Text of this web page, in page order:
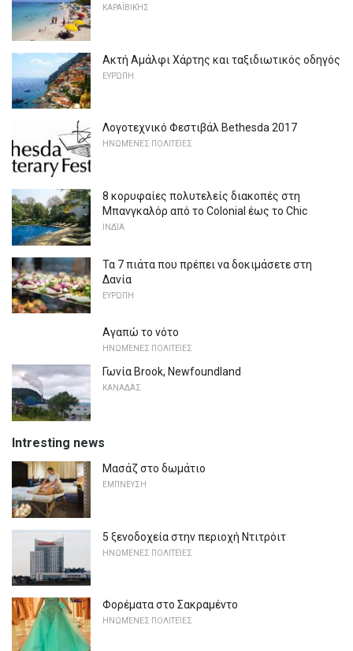
ΚΑΡΑΪΒΙΚΉΣ
Ακτή Αμάλφι Χάρτης και ταξιδιωτικός οδηγός
ΕΥΡΏΠΗ
Λογοτεχνικό Φεστιβάλ Bethesda 2017
ΗΝΩΜΈΝΕΣ ΠΟΛΙΤΕΊΕΣ
8 κορυφαίες πολυτελείς διακοπές στη
Μπανγκαλόρ από το Colonial έως το Chic
ΙΝΔΊΑ
Τα 7 πιάτα που πρέπει να δοκιμάσετε στη
Δανία
ΕΥΡΏΠΗ
Αγαπώ το νότο
ΗΝΩΜΈΝΕΣ ΠΟΛΙΤΕΊΕΣ
Γωνία Brook, Newfoundland
ΚΑΝΑΔΆΣ
Intresting news
Μασάζ στο δωμάτιο
ΕΜΠΝΕΥΣΗ
5 ξενοδοχεία στην περιοχή Ντιτρόιτ
ΗΝΩΜΈΝΕΣ ΠΟΛΙΤΕΊΕΣ
Φορέματα στο Σακραμέντο
ΗΝΩΜΈΝΕΣ ΠΟΛΙΤΕΊΕΣ